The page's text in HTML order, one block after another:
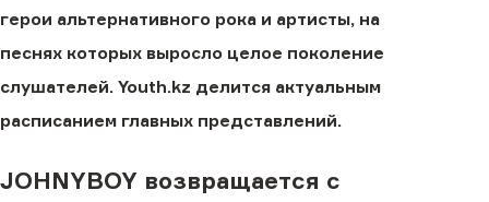
герои альтернативного рока и артисты, на
песнях которых выросло целое поколение
слушателей. Youth.kz делится актуальным
расписанием главных представлений.
JOHNYBOY возвращается с